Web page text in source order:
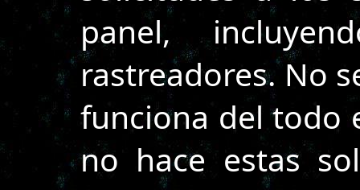
panel,
rastreadores. No
funciona del todo
no hace estas